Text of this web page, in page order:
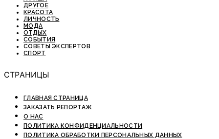
ДРУГОЕ
КРАСОТА
ЛИЧНОСТЬ
МОДА
ОТДЫХ
СОБЫТИЯ
СОВЕТЫ ЭКСПЕРТОВ
СПОРТ
СТРАНИЦЫ
ГЛАВНАЯ СТРАНИЦА
ЗАКАЗАТЬ РЕПОРТАЖ
О НАС
ПОЛИТИКА КОНФИДЕНЦИАЛЬНОСТИ
ПОЛИТИКА ОБРАБОТКИ ПЕРСОНАЛЬНЫХ ДАННЫХ